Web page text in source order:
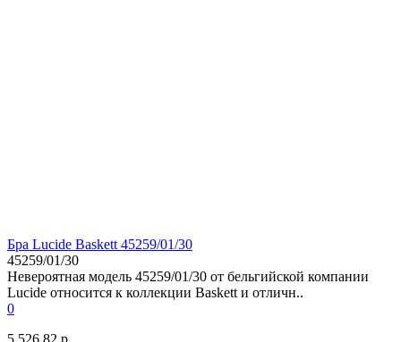
Бра Lucide Baskett 45259/01/30
45259/01/30
Невероятная модель 45259/01/30 от бельгийской компании
Lucide относится к коллекции Baskett и отличн..
0
5 526.82 р.